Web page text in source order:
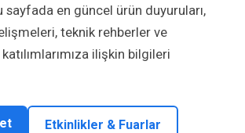
en güncel ürün duyuruları,
teknik rehberler ve
ilişkin bilgileri
Etkinlikler & Fuarlar